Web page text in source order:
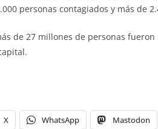
personas contagiados y más de
de 27 millones de personas
X WhatsApp Mastodon